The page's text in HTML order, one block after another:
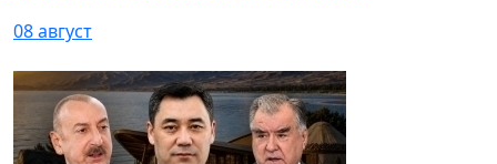
08 август